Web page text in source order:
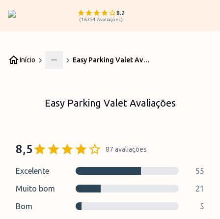
8.2
(16354 Avaliações)
Início
More
Easy Parking Valet Avaliações
Easy Parking Valet Avaliações
8,5 87 avaliações
Excelente
55
Muito bom
21
Bom
5